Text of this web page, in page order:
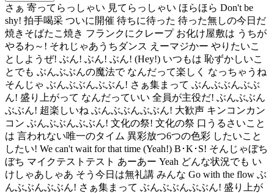
さぁ 寄ってらっしゃい 見てらっしゃい ほらほら Don't be
shy! 拍手喝采 ついに開催 待ちに待った 待った無しの今日だ
焼きそばたこ焼き フランクにクレープ お化け屋敷は うちが
やるわ～! それじゃあうちダンス えーマジかー やりたいこ
としようぜ! ぶん! ぶん! ぶん! (Hey!) いつもは 恥ずかしいこ
とでも ぶんぶぶんの魔法で なんだって楽しく なっちゃうね
そんじゃ ぶんぶぶんぶぶん! さぁ集まって ぶんぶぶんぶぶ
ん! 盛り上がって なんだっていい 全員が主役だ! ぶんぶぶん
ぶぶん! 超楽しいね ぶんぶぶんぶぶん! 大歓声 キンコンカン
コン ぶんぶぶんぶぶん! 文化の祭! 文化の祭 口うるさいこと
は 言われない唯一のタイム 異彩放つ6つの色彩 したいこと
したい! We can't wait for that time (Yeah!) B･K･S! そんじゃぼち
ぼち マイクテストテスト あーあー Yeah どんな状況でも い
けしゃあしゃあ そう今日は無礼講 みんな Go with the flow ぶ
んぶぶんぶぶん! さぁ集まって ぶんぶぶんぶぶん! 盛り上が